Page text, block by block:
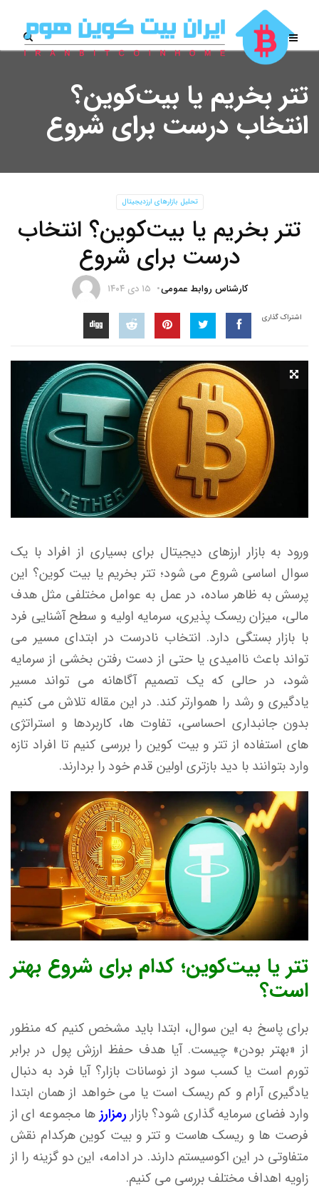
تتر بخریم یا بیت‌کوین؟
انتخاب درست برای شروع
تحلیل بازارهای ارزدیجیتال
تتر بخریم یا بیت‌کوین؟ انتخاب
درست برای شروع
کارشناس روابط عمومی ۱۵ دی ۱۴۰۴
اشتراک گذاری
ورود به بازار ارزهای دیجیتال برای بسیاری از افراد با یک
سوال اساسی شروع می شود؛ تتر بخریم یا بیت کوین؟ این
پرسش به ظاهر ساده، در عمل به عوامل مختلفی مثل هدف
مالی، میزان ریسک پذیری، سرمایه اولیه و سطح آشنایی فرد
با بازار بستگی دارد. انتخاب نادرست در ابتدای مسیر می
تواند باعث ناامیدی یا حتی از دست رفتن بخشی از سرمایه
شود، در حالی که یک تصمیم آگاهانه می تواند مسیر
یادگیری و رشد را هموارتر کند. در این مقاله تلاش می کنیم
بدون جانبداری احساسی، تفاوت ها، کاربردها و استراتژی
های استفاده از تتر و بیت کوین را بررسی کنیم تا افراد تازه
وارد بتوانند با دید بازتری اولین قدم خود را بردارند.
تتر یا بیت‌کوین؛ کدام برای شروع بهتر
است؟
برای پاسخ به این سوال، ابتدا باید مشخص کنیم که منظور
از «بهتر بودن» چیست. آیا هدف حفظ ارزش پول در برابر
تورم است یا کسب سود از نوسانات بازار؟ آیا فرد به دنبال
یادگیری آرام و کم ریسک است یا می خواهد از همان ابتدا
وارد فضای سرمایه گذاری شود؟ بازار رمزارز ها مجموعه ای از
فرصت ها و ریسک هاست و تتر و بیت کوین هرکدام نقش
متفاوتی در این اکوسیستم دارند. در ادامه، این دو گزینه را از
زاویه اهداف مختلف بررسی می کنیم.